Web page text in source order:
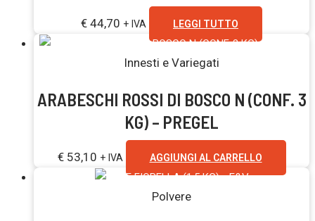
€ 44,70 + IVA LEGGI TUTTO
Innesti e Variegati
ARABESCHI ROSSI DI BOSCO N (CONF. 3
KG) – PREGEL
€53,10 + IVA AGGIUNGI AL CARRELLO
Polvere